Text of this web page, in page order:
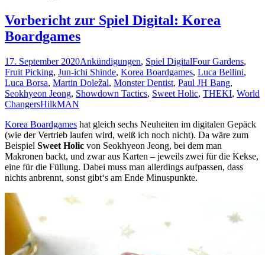
Vorbericht zur Spiel Digital: Korea
Boardgames
17. September 2020Ankündigungen, Spiel DigitalFour Gardens,
Fruit Picking, Jun-ichi Shinde, Korea Boardgames, Luca Bellini,
Luca Borsa, Martin Doleẑal, Monster Dentist, Paul JH Bang,
Seokhyeon Jeong, Showdown Tactics, Sweet Holic, THEKI, World
ChangersHilkMAN
Korea Boardgames hat gleich sechs Neuheiten im digitalen Gepäck
(wie der Vertrieb laufen wird, weiß ich noch nicht). Da wäre zum
Beispiel Sweet Holic von Seokhyeon Jeong, bei dem man
Makronen backt, und zwar aus Karten – jeweils zwei für die Kekse,
eine für die Füllung. Dabei muss man allerdings aufpassen, dass
nichts anbrennt, sonst gibt‘s am Ende Minuspunkte.